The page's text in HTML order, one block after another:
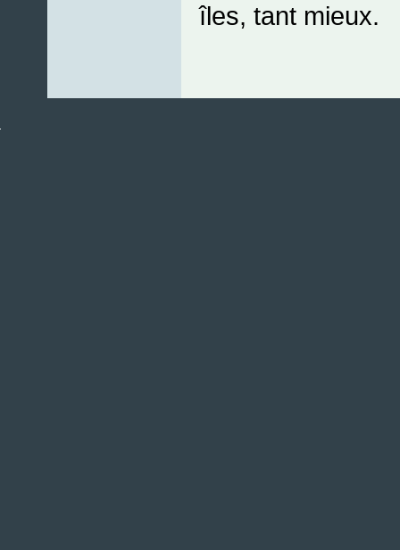
îles, tant mieux.